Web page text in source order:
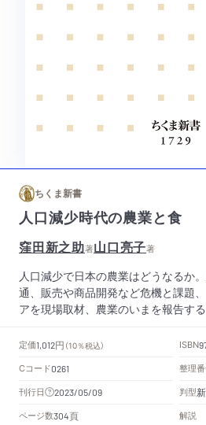
ちくま新書
人口減少時代の農業と食
窪田新之助著山口亮子著
人口減少で日本の農業はどうなるか
通、販売や商品開発など危機と課題
アを現場取材、農業のいまを報告する
定価1,012円 （10％税込） ISBN
Cコード0261 整理
刊行日 2023/05/09 判型
ページ数304頁 解説